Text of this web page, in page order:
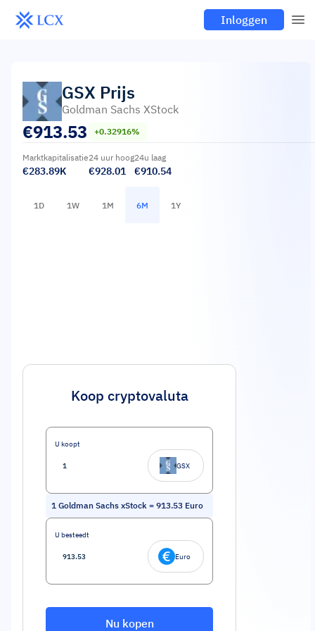
Inloggen
GSX Prijs
Goldman Sachs XStock
€913.53 +0.32916%
Marktkapitalisatie
€283.89K
24 uur hoog
€928.01
24u laag
€910.54
1D 1W 1M 6M 1Y
Koop cryptovaluta
U koopt
GSX
1 Goldman Sachs xStock = 913.53 Euro
U besteedt
Euro
Nu kopen